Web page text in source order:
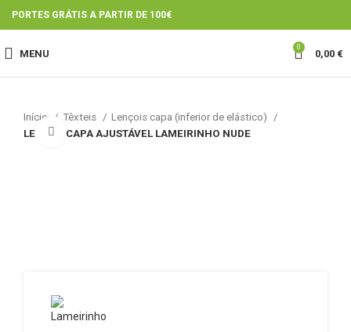
PORTES GRÁTIS A PARTIR DE 100€
MENU
0
0,00 €
Início Têxteis
Lençois capa (inferior de elástico)
LENÇOL CAPA AJUSTÁVEL LAMEIRINHO NUDE
Click to enlarge